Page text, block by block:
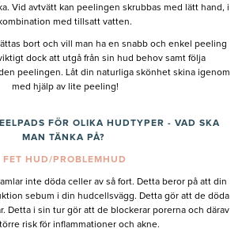
Vid avtvätt kan peelingen skrubbas med lätt hand, i
med tillsatt vatten.
bort och vill man ha en snabb och enkel peeling
dock att utgå från sin hud behov samt följa
peelingen. Låt din naturliga skönhet skina igenom
med hjälp av lite peeling!
FÖR OLIKA HUDTYPER - VAD SKA
MAN TÄNKA PÅ?
FET HUD/PROBLEMHUD
inte döda celler av så fort. Detta beror på att din
sebum i din hudcellsvägg. Detta gör att de döda
Detta i sin tur gör att de blockerar porerna och därav
risk för inflammationer och akne.